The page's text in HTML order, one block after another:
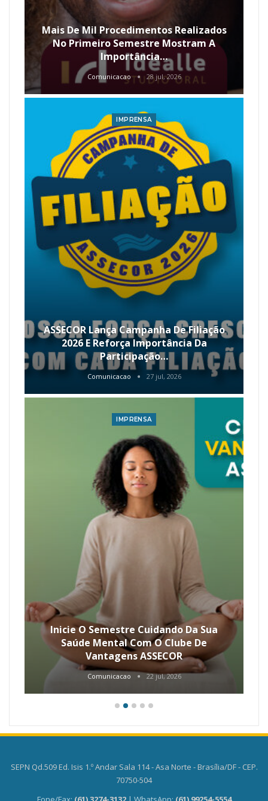
Mais De Mil Procedimentos Realizados
No Primeiro Semestre Mostram A
Importância…
Comunicacao 28 jul, 2026
IMPRENSA
ASSECOR Lança Campanha De Filiação
2026 E Reforça Importância Da
Participação…
Comunicacao 27 jul, 2026
IMPRENSA
Inicie O Semestre Cuidando Da Sua
Saúde Mental Com O Clube De
Vantagens ASSECOR
Comunicacao 22 jul, 2026
SEPN Qd.509 Ed. Isis 1.º Andar Sala 114 - Asa Norte - Brasília/DF - CEP.
70750-504